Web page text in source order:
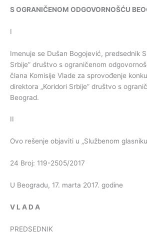
SOGRANIČENOM ODGOVORNOŠĆU
I
Imenuje se Dušan Bogojević, predsednik
Srbije” društvo s ograničenom
člana Komisije Vlade za sprovođenje
direktora „Koridori Srbije” društvo s
Beograd.
II
Ovo rešenje objaviti u „Službenom
24 Broj: 119-2505/2017
U Beogradu, 17. marta 2017. godine
V L A D A
PREDSEDNIK